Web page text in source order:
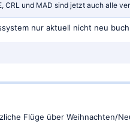
CRL und MAD sind jetzt auch alle
nur aktuell nicht neu
Flüge über Weihnachten/